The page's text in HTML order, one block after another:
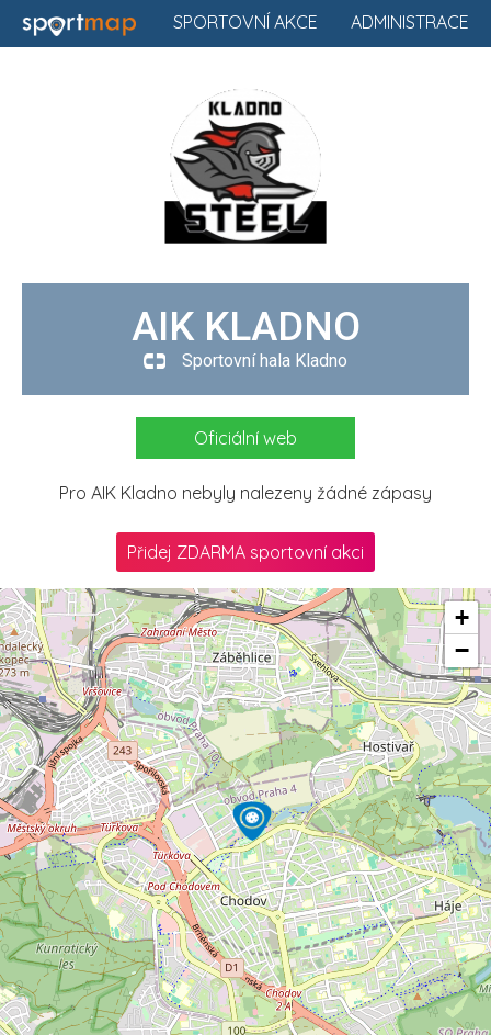
ADMINISTRACE
SPORTOVNÍ AKCE
AIK KLADNO
Sportovní hala Kladno
Oficiální web
Pro AIK Kladno nebyly nalezeny žádné zápasy
Přidej ZDARMA sportovní akci
+
−